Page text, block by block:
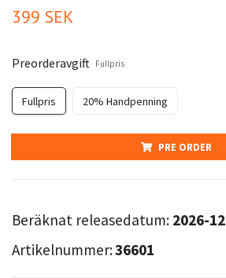
399 SEK
Preorderavgift Fullpris
Fullpris 20% Handpenning
PRE ORDER
Beräknat releasedatum: 2026-12
Artikelnummer:36601